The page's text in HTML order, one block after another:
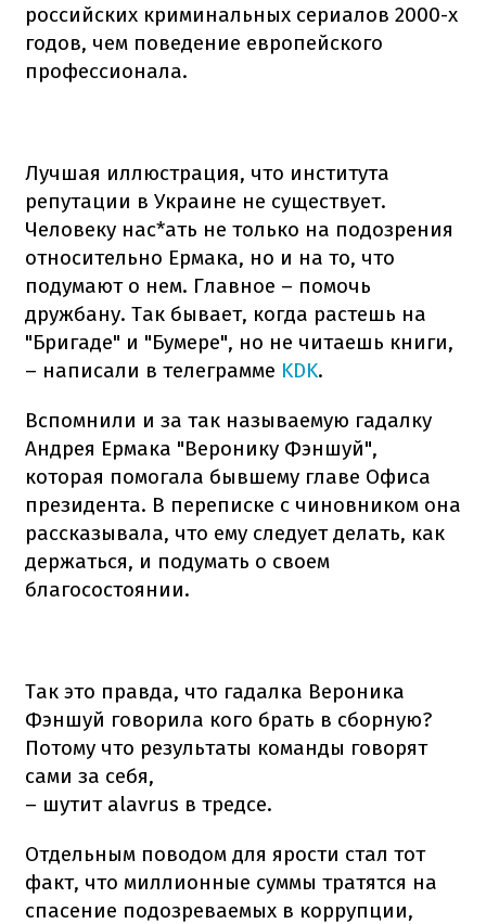
российских криминальных сериалов 2000-х
годов, чем поведение европейского
профессионала.
Лучшая иллюстрация, что института
репутации в Украине не существует.
Человеку нас*ать не только на подозрения
относительно Ермака, но и на то, что
подумают о нем. Главное – помочь
дружбану. Так бывает, когда растешь на
"Бригаде" и "Бумере", но не читаешь книги,
– написали в телеграмме KDK.
Вспомнили и за так называемую гадалку
Андрея Ермака "Веронику Фэншуй",
которая помогала бывшему главе Офиса
президента. В переписке с чиновником она
рассказывала, что ему следует делать, как
держаться, и подумать о своем
благосостоянии.
Так это правда, что гадалка Вероника
Фэншуй говорила кого брать в сборную?
Потому что результаты команды говорят
сами за себя,
– шутит alavrus в тредсе.
Отдельным поводом для ярости стал тот
факт, что миллионные суммы тратятся на
спасение подозреваемых в коррупции,